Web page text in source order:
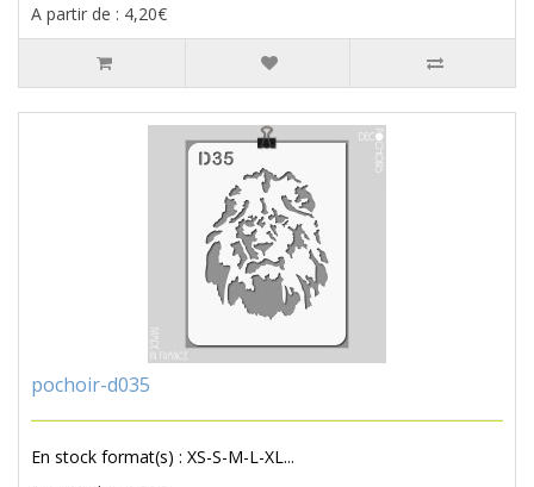
A partir de : 4,20€
pochoir-d035
En stock format(s) : XS-S-M-L-XL...